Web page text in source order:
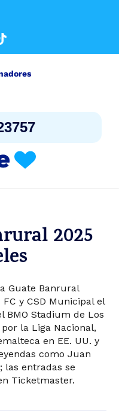
2025
Guate Banrural
y CSD Municipal el
BMO Stadium de Los
la Liga Nacional,
en EE. UU. y
como Juan
las entradas se
Ticketmaster.